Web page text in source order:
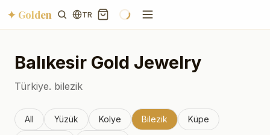
✦ Golden TR
Balıkesir Gold Jewelry
Türkiye. bilezik
All Yüzük Kolye Bilezik Küpe